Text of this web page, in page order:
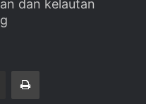
dan kelautan
Share via Email Print